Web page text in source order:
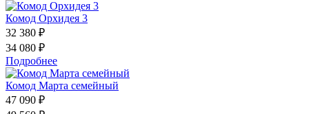
Комод Орхидея 3
32 380 ₽
34 080 ₽
Подробнее
Комод Марта семейный
47 090 ₽